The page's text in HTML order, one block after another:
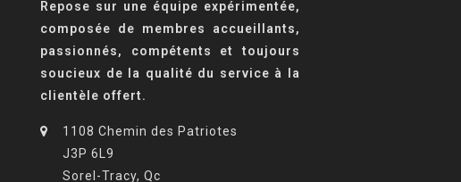
Repose sur une équipe expérimentée,
composée de membres accueillants,
passionnés, compétents et toujours
soucieux de la qualité du service à la
clientèle offert.
1108 Chemin des Patriotes
J3P 6L9
Sorel-Tracy, Qc